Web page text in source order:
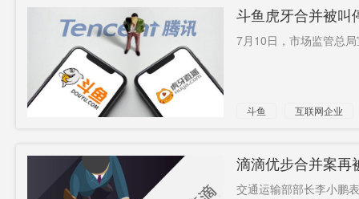
CNN总部
规模全球
第一
权力
泽芙公路
缴库
数百万美
戴口罩
新冠后遗
移动设备
选聘
李想 控制权
斗鱼虎牙合并被叫
7月10日，市场监管总
斗鱼 互联网企业
滴滴优步合并案再
交通运输部部长李小鹏